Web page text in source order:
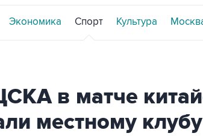
Экономика Спорт Культура
в матче
местному